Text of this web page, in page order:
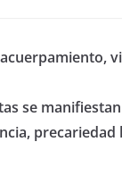
acuerpamiento,
se